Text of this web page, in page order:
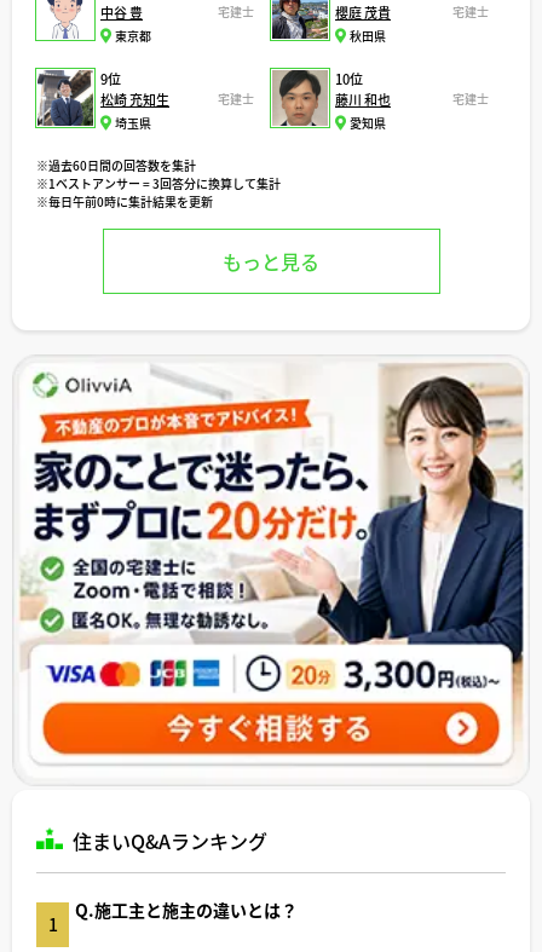
中谷 豊
宅建士
東京都
櫻庭 茂貴
宅建士
秋田県
9位
松崎 充知生
宅建士
埼玉県
10位
藤川 和也
宅建士
愛知県
※過去60日間の回答数を集計
※1ベストアンサー = 3回答分に換算して集計
※毎日午前0時に集計結果を更新
もっと見る
住まいQ&Aランキング
1
Q.施工主と施主の違いとは？